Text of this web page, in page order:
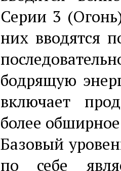
Серии 3
них вводятся
бодрящую
включает
более
Базовый
по себе